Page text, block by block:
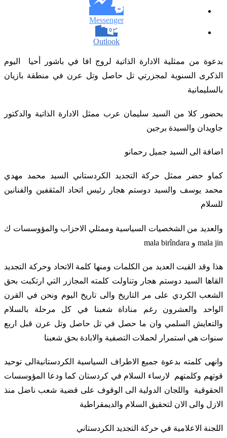
Messenger
Outlook
بدعوة من ممثلية الادارة الذاتية لروج افا في باشور أحيا اليوم
الذكرى السنوية لمجزرتي تل حاصل وتل عرن في منطقة بازيان
بالسليمانية
بحضور كلا من السيد سليمان عرب ممثل الادارة الذاتية والدكتور
جاويدان والسيدة برجين
اضافة الى السيد جميل رحمانو
كماو حضر ممثل حركة التجديد الكردستاني السيد محمد مهدي
محمد يوسف والسيد دوستم هجار رئيس اتحاد المثقفين والفنانين
للسلام
والعديد من الشخصيات السياسية وممثلي الاحزاب والمؤوسسات ك
mala jin و mala birîndara
هذا وقد القيت العديد من الكلمات ومنها كلمة الاتحاد وحركة التجديد
القاها السيد دوستم هجار وتناولت كلمته المجازر التي ارتكبت بحق
الشعب الكردي على مر التاريخ والى تاريخ اليوم ونحن في القرن
الواحد والعشرون رغم مناداة شعبنا في كل مرحلة بالسلام
والتعايش السلمي وان ما حصل في تل حاصل وتل عرن قبل اربع
سنوات هي استمرار لحملات التصفية والابادة بحق شعبنا
وانهى كلمته بدعوة جميع الاطراف السياسية الكردستانيةالى توحيد
قوتهم وكلمتهم لارساء السلام في كردستان كما ودعا المؤوسسات
الحقوقية واللجان الدولية الى الوقوف على قضية شعب ناضل منذ
الازل والى الان لتحقيق السلام والديمقراطية
اللجنة الاعلامية في حركة التجديد الكردستاني